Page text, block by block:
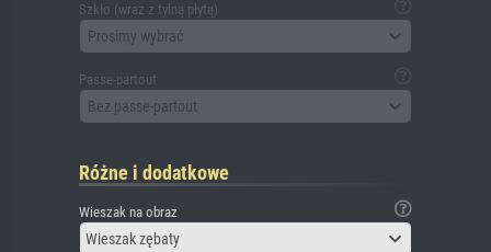
Szkło (wraz z tylną płytą)
Prosimy wybrać
Passe-partout
Bez passe-partout
Różne i dodatkowe
Wieszak na obraz
Wieszak zębaty